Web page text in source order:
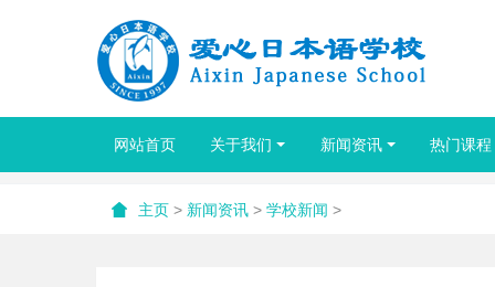
网站首页 关于我们 新闻资讯 热门课程
主页 > 新闻资讯 > 学校新闻 >